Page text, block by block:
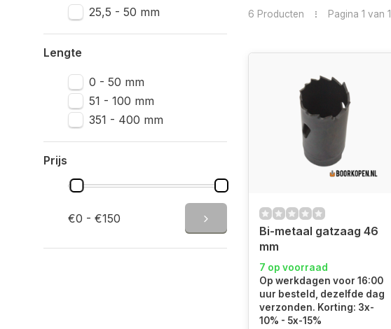
25,5 - 50 mm
Lengte
0 - 50 mm
51 - 100 mm
351 - 400 mm
Prijs
€0 - €150
6 Producten Pagina 1 van 1
Bi-metaal gatzaag 46
mm
7 op voorraad
Op werkdagen voor 16:00
uur besteld, dezelfde dag
verzonden. Korting: 3x-
10% - 5x-15%